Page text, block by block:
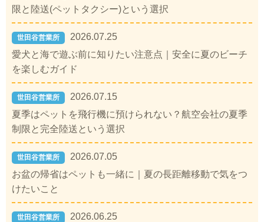
限と陸送(ペットタクシー)という選択
世田谷営業所
2026.07.25
愛犬と海で遊ぶ前に知りたい注意点｜安全に夏のビーチ
を楽しむガイド
世田谷営業所
2026.07.15
夏季はペットを飛行機に預けられない？航空会社の夏季
制限と完全陸送という選択
世田谷営業所
2026.07.05
お盆の帰省はペットも一緒に｜夏の長距離移動で気をつ
けたいこと
世田谷営業所
2026.06.25